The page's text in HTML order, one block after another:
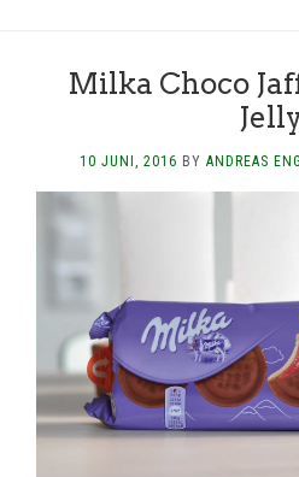
Milka Choco
10 JUNI, 2016 BY ANDREAS